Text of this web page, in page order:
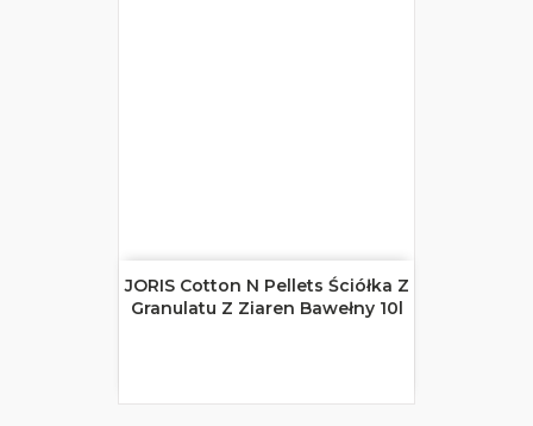
JORIS Cotton N Pellets Ściółka Z
Granulatu Z Ziaren Bawełny 10l